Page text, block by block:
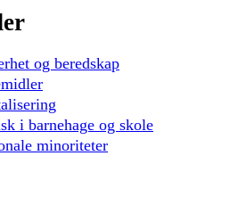
og beredskap
i barnehage og skole
minoriteter